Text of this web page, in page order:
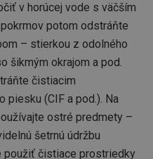
v horúcej vode s väčším
potom odstráňte
– stierkou z odolného
šikmým okrajom a pod.
čistiacim
piesku (CIF a pod.). Na
ostré predmety –
šetrnú údržbu
použiť čistiace prostriedky
www.tescoma.sk
6
mesiacov
HAProxy
.clickonometrics.pl